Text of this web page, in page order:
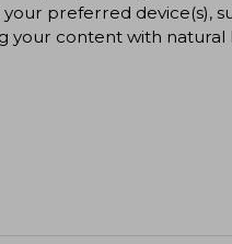
preferred device(s),
your content with